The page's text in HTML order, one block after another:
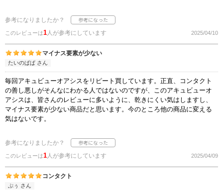
参考になりましたか？
このレビューは1人が参考にしています 2025/04/10
マイナス要素が少ない
たいのぱぱ さん
毎回アキュビューオアシスをリピート買しています。正直、コンタクト
の善し悪しがそんなにわかる人ではないのですが、このアキュビューオ
アシスは、皆さんのレビューに多いように、乾きにくい気はしますし、
マイナス要素が少ない商品だと思います。今のところ他の商品に変える
気はないです。
参考になりましたか？
このレビューは1人が参考にしています 2025/04/09
コンタクト
ぷぅ さん